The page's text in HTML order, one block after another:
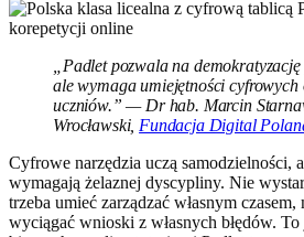
„Padlet pozwala na
ale wymaga umiejętności cyfrowych
uczniów.” — Dr hab. Marcin
Wrocławski, Fundacja Digital
Cyfrowe narzędzia uczą samodzielności,
wymagają żelaznej dyscypliny. Nie
trzeba umieć zarządzać własnym
wyciągać wnioski z własnych błędów.